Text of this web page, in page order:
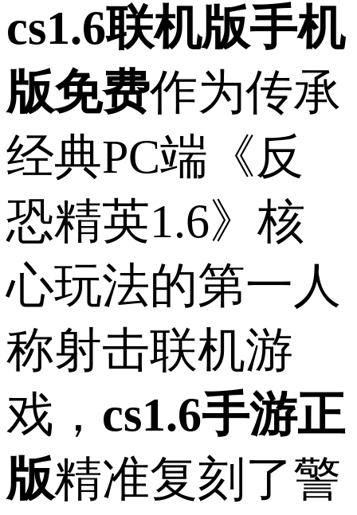
cs1.6联机版手机
版免费作为传承
经典PC端《反
恐精英1.6》核
心玩法的第一人
称射击联机游
戏， cs1.6手游正
版精准复刻了警